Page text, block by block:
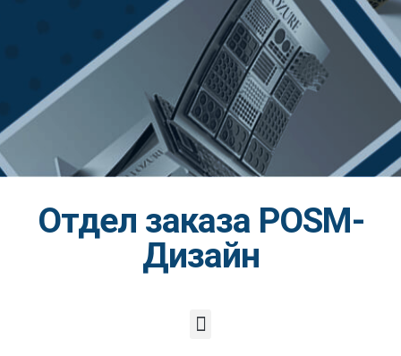
Отдел заказа POSM-
Дизайн